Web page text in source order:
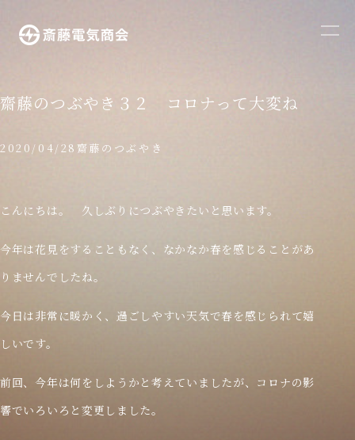
メ
齋藤のつぶやき３２ コロナって大変ね
2020/04/28 齋藤のつぶやき
こんにちは。 久しぶりにつぶやきたいと思います。
今年は花見をすることもなく、なかなか春を感じることがあ
りませんでしたね。
今日は非常に暖かく、過ごしやすい天気で春を感じられて嬉
しいです。
前回、今年は何をしようかと考えていましたが、コロナの影
響でいろいろと変更しました。